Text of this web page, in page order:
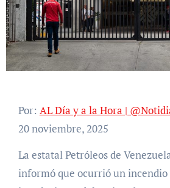
Por: AL Día y a la Hora |
20 noviembre, 2025
La estatal Petróleos de Venezuela S.A (Pdvsa)
informó que ocurrió un incendio